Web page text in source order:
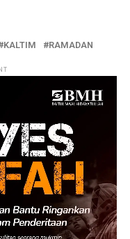
KALTIM RAMADAN